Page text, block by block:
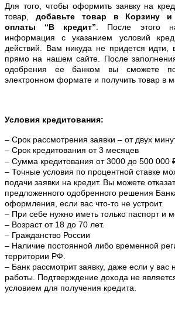
Для того, чтобы оформить заявку на
товар, добавьте товар в Корзину
оплаты “В кредит” . После этого
информация с указанием условий
действий. Вам никуда не придется
прямо на нашем сайте. После
одобрения ее банком вы сможете
электронном формате и получить товар в
Условия кредитования:
– Срок рассмотрения заявки – от двух
– Срок кредитования от 3 месяцев
– Сумма кредитования от 3000 до 500 000
– Точные условия по процентной ставке
подачи заявки на кредит. Вы можете
предложенного одобренного решения
оформления, если вас что-то не устроит.
– При себе нужно иметь только паспорт и
– Возраст от 18 до 70 лет.
– Гражданство России
– Наличие постоянной либо временной
территории РФ.
– Банк рассмотрит заявку, даже если у вас
работы. Подтверждение дохода не
условием для получения кредита.